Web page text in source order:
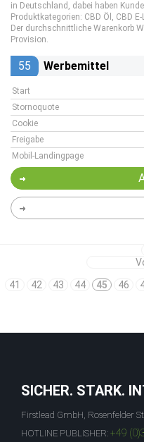
in Deutschland, dabei haben
Produktkategorien: CBD Öl, CBD
Der durchschnittliche Warenkorb
Provision.
55 Werbemittel
Start
Stornoquote
Cookie
Freigabe
Mobil-Landingpage
41
42 43 44 45 46
SICHER. STARK.
Firstlead GmbH, Rosenfelder
HOTLINE PUBLISHER: +49